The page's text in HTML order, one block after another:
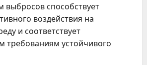
выбросов способствует
воздействия на
и соответствует
требованиям устойчивого